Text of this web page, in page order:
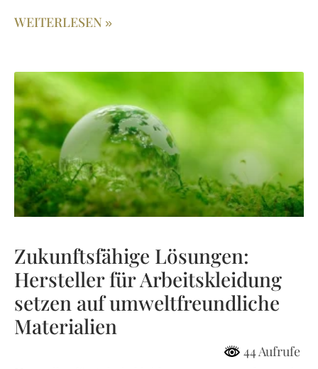
WEITERLESEN »
Zukunftsfähige Lösungen:
Hersteller für Arbeitskleidung
setzen auf umweltfreundliche
Materialien
44 Aufrufe